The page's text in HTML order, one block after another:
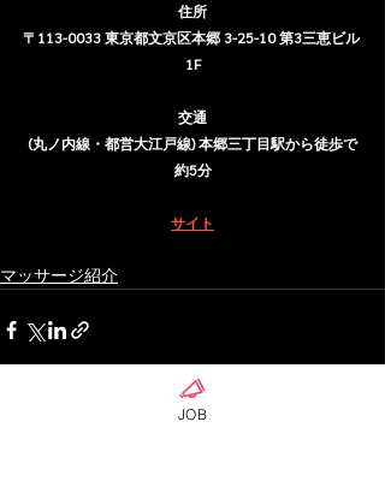
住所
〒113-0033 東京都文京区本郷 3-25-10 第3三恵ビル
1F
交通
(丸ノ内線・都営大江戸線) 本郷三丁目駅から徒歩で
約5分
サイト
マッサージ紹介
JOB